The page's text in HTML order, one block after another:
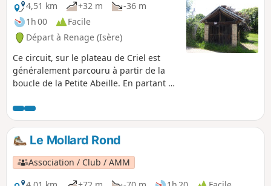
4,51 km +32 m
-36 m
1h 00
Facile
Départ à Renage (Isère)
Ce circuit, sur le plateau de Criel est
généralement parcouru à partir de la
boucle de la Petite Abeille. En partant de
Fleury, où sur la droite de celle-ci un
ancien four à pain est encore utilisé lors
d'évènements festifs. Ensuite, un
chemin agricole vous emmènera parmi
vergers, noyeraies et pâtures, sur un
parcours en sous-bois.
Le Mollard Rond
Association / Club / AMM